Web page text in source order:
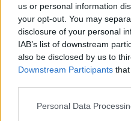
us or personal information
your opt-out. You may
disclosure of your personal
IAB’s list of downstream
also be disclosed by us to
Downstream Participants
Personal Data